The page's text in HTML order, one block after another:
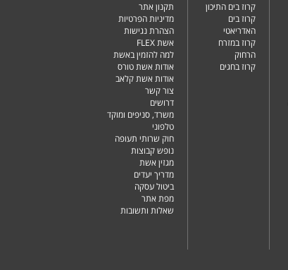
קרוז בים התיכון
קרוז בים
האדריאטי
קרוז במזרח
הרחוק
קרוז בחגים
תקנון אתר
מדיניות הפרטיות
הצהרת נגישות
אשת FLEX
למה להזמין באשת
אודות אשת טורס
אודות אשת קלאב
צור קשר
דרושים
משרד, סניפים ומוקד
טלפוני
חוק שרותי תעופה
נופש קבוצות
מגזין אשת
מדריך יעדים
ביטול עסקה
מפת אתר
שאלות ותשובות